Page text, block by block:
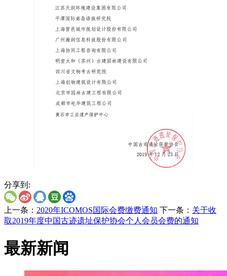
分享到:
上一条： 2020年ICOMOS国际会费缴费通知 下一条： 关于收
取2019年度中国古迹遗址保护协会个人会员会费的通知
最新新闻